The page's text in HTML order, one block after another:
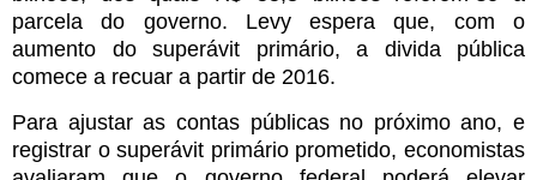
parcela do governo. Levy espera que, com o
aumento do superávit primário, a divida pública
comece a recuar a partir de 2016.
Para ajustar as contas públicas no próximo ano, e
registrar o superávit primário prometido, economistas